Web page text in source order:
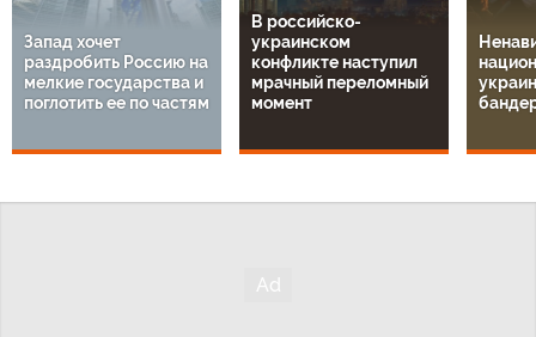
Запад хочет
раздробить Россию на
мелкие государства и
поглотить ее по частям
В российско-
украинском
конфликте наступил
мрачный переломный
момент